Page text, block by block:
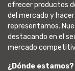
ofrecer productos
del mercado y
representamos.
destacando en el
mercado
¿Dónde estamos?